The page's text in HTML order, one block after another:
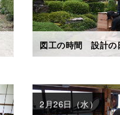
図工の時間 設計の
2月26日（水）